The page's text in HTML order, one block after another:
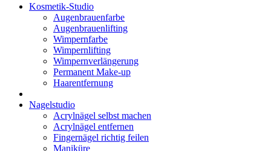
Kosmetik-Studio
Augenbrauenfarbe
Augenbrauenlifting
Wimpernfarbe
Wimpernlifting
Wimpernverlängerung
Permanent Make-up
Haarentfernung
Nagelstudio
Acrylnägel selbst machen
Acrylnägel entfernen
Fingernägel richtig feilen
Maniküre